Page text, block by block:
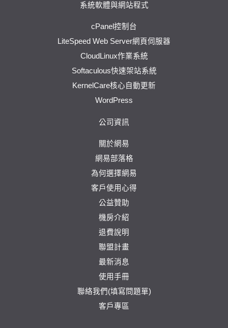
系統軟體與網站程式
cPanel控制台
LiteSpeed Web Server網頁伺服器
CloudLinux作業系統
Softaculous快速架站系統
KernelCare核心自動更新
WordPress
公司資訊
關於網易
網易部落格
為何選擇網易
客戶使用心得
公益贊助
機房介紹
退費說明
聯盟計畫
最新消息
使用手冊
聯絡我們(填寫問題單)
客戶專區